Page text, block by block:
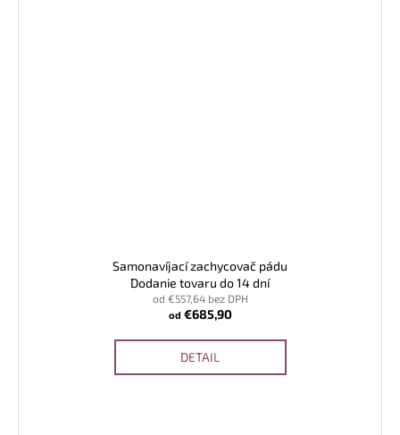
Samonavíjací zachycovač pádu
Dodanie tovaru do 14 dní
od €557,64 bez DPH
od €685,90
DETAIL